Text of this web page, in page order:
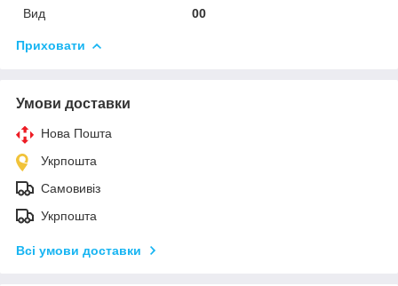
Вид
00
Приховати
Умови доставки
Нова Пошта
Укрпошта
Самовивіз
Укрпошта
Всі умови доставки